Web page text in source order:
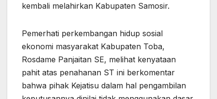
kembali melahirkan Kabupaten Samosir.
Pemerhati perkembangan hidup sosial
ekonomi masyarakat Kabupaten Toba,
Rosdame Panjaitan SE, melihat kenyataan
pahit atas penahanan ST ini berkomentar
bahwa pihak Kejatisu dalam hal pengambilan